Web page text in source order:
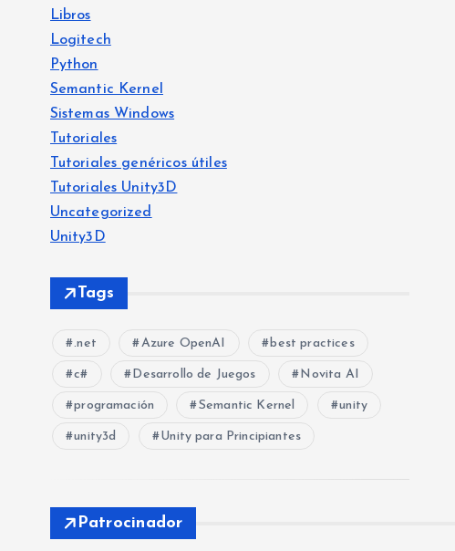
Libros
Logitech
Python
Semantic Kernel
Sistemas Windows
Tutoriales
Tutoriales genéricos útiles
Tutoriales Unity3D
Uncategorized
Unity3D
Tags
.net Azure OpenAI best practices
c# Desarrollo de Juegos Novita AI
programación Semantic Kernel unity
unity3d Unity para Principiantes
Patrocinador